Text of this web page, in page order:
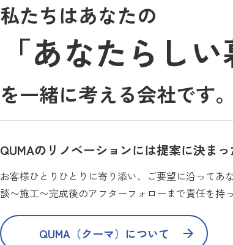
私たちはあなたの
「あなたらしい
を一緒に考える会社です。
QUMAのリノベーションには提案に決まっ
お客様ひとりひとりに寄り添い、ご要望に沿ってあ
談〜施工〜完成後のアフターフォローまで責任を持
QUMA（クーマ）について